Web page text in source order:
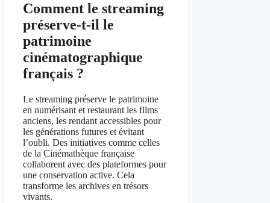
Comment le streaming
préserve-t-il le
patrimoine
cinématographique
français ?
Le streaming préserve le patrimoine
en numérisant et restaurant les films
anciens, les rendant accessibles pour
les générations futures et évitant
l’oubli. Des initiatives comme celles
de la Cinémathèque française
collaborent avec des plateformes pour
une conservation active. Cela
transforme les archives en trésors
vivants.